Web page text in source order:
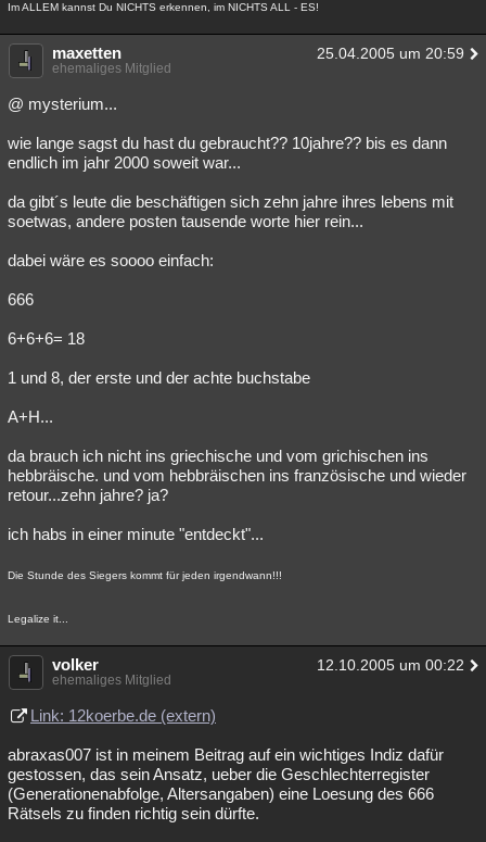
Im ALLEM kannst Du NICHTS erkennen, im NICHTS ALL - ES!
maxetten 25.04.2005 um 20:59
ehemaliges Mitglied
@ mysterium...
wie lange sagst du hast du gebraucht?? 10jahre?? bis es dann
endlich im jahr 2000 soweit war...
da gibt´s leute die beschäftigen sich zehn jahre ihres lebens mit
soetwas, andere posten tausende worte hier rein...
dabei wäre es soooo einfach:
666
6+6+6= 18
1 und 8, der erste und der achte buchstabe
A+H...
da brauch ich nicht ins griechische und vom grichischen ins
hebbräische. und vom hebbräischen ins französische und wieder
retour...zehn jahre? ja?
ich habs in einer minute "entdeckt"...
Die Stunde des Siegers kommt für jeden irgendwann!!!
Legalize it...
volker 12.10.2005 um 00:22
ehemaliges Mitglied
Link: 12koerbe.de (extern)
abraxas007 ist in meinem Beitrag auf ein wichtiges Indiz dafür
gestossen, das sein Ansatz, ueber die Geschlechterregister
(Generationenabfolge, Altersangaben) eine Loesung des 666
Rätsels zu finden richtig sein dürfte.